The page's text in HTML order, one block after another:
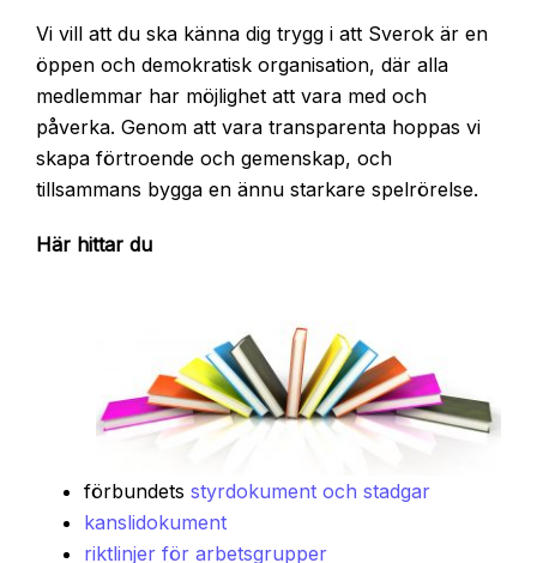
Vi vill att du ska känna dig trygg i att Sverok är en
öppen och demokratisk organisation, där alla
medlemmar har möjlighet att vara med och
påverka. Genom att vara transparenta hoppas vi
skapa förtroende och gemenskap, och
tillsammans bygga en ännu starkare spelrörelse.
Här hittar du
förbundets styrdokument och stadgar
kanslidokument
riktlinjer för arbetsgrupper